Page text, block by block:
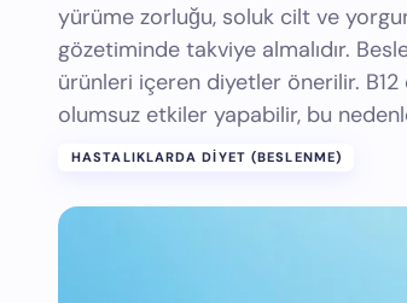
yürüme zorluğu, soluk cilt ve
gözetiminde takviye almalıdır.
ürünleri içeren diyetler önerilir. B12
olumsuz etkiler yapabilir, bu
HASTALIKLARDA DIYET (BESLENME)